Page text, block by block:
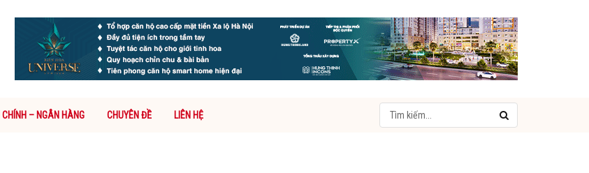
CHÍNH – NGÂN HÀNG CHUYÊN ĐỀ LIÊN HỆ